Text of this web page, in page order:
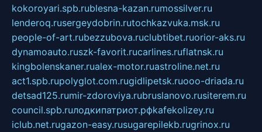
kokoroyari.spb.rublesna-kazan.rumossilver.ru
lenderoq.rusergeydobrin.rutochkazvuka.msk.ru
people-of-art.rubezzubova.ruclubtibet.ruorior-aks.ru
dynamoauto.ruszk-favorit.rucarlines.ruflatnsk.ru
kingbolenskaner.rualex-motor.ruastroline.net.ru
act1.spb.rupolyglot.com.rugidlipetsk.ruooo-driada.ru
detsad125.rumir-zdoroviya.rubruslanovo.rusiterem.ru
council.spb.ruлодкипатриот.рфkafekolizey.ru
iclub.net.rugazon-easy.rusugarepilekb.rugrinox.ru